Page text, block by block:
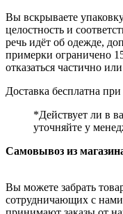
Вы вскрываете
целостность и
речь идёт об одежде,
примерки ограничено
отказаться частично
Доставка бесплатна
*Действует ли в
уточняйте у
Самовывоз из
Вы можете забрать
сотрудничающих с